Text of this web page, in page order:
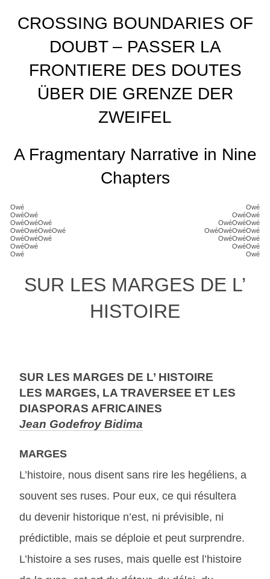
CROSSING BOUNDARIES OF
DOUBT – PASSER LA
FRONTIERE DES DOUTES
ÜBER DIE GRENZE DER
ZWEIFEL
A Fragmentary Narrative in Nine
Chapters
Owé
Owé
OwéOwé
OwéOwé
OwéOwéOwé
OwéOwéOwé
OwéOwéOwéOwé
OwéOwéOwéOwé
OwéOwéOwé
OwéOwéOwé
OwéOwé
OwéOwé
Owé
Owé
SUR LES MARGES DE L’
HISTOIRE
SUR LES MARGES DE L’ HISTOIRE
LES MARGES, LA TRAVERSEE ET LES
DIASPORAS AFRICAINES
Jean Godefroy Bidima
MARGES
L’histoire, nous disent sans rire les hegéliens, a
souvent ses ruses. Pour eux, ce qui résultera
du devenir historique n’est, ni prévisible, ni
prédictible, mais se déploie et peut surprendre.
L’histoire a ses ruses, mais quelle est l’histoire